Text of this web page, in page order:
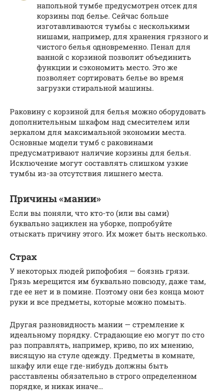
напольной тумбе предусмотрен отсек для
корзины под белье. Сейчас больше
изготавливаются тумбы с несколькими
нишами, например, для хранения грязного и
чистого белья одновременно. Пенал для
ванной с корзиной позволит объединить
функции и сэкономить место. Это же
позволяет сортировать белье во время
загрузки стиральной машины.
Раковину с корзиной для белья можно оборудовать
дополнительным шкафом над смесителем или
зеркалом для максимальной экономии места.
Основные модели тумб с раковинами
предусматривают наличие корзины для белья.
Исключение могут составлять слишком узкие
тумбы из-за отсутствия лишнего места.
Причины «мании»
Если вы поняли, что кто-то (или вы сами)
буквально зациклен на уборке, попробуйте
отыскать причину этого. Их может быть несколько.
Страх
У некоторых людей рипофобия — боязнь грязи.
Грязь мерещится им буквально повсюду, даже там,
где ее нет и в помине. Поэтому они без конца моют
руки и все предметы, которые можно помыть.
Другая разновидность мании — стремление к
идеальному порядку. Страдающие ею могут по сто
раз поправлять, например, криво, по их мнению,
висящую на стуле одежду. Предметы в комнате,
шкафу или еще где-нибудь должны быть
расставлены обязательно в строго определенном
порядке, и никак иначе…